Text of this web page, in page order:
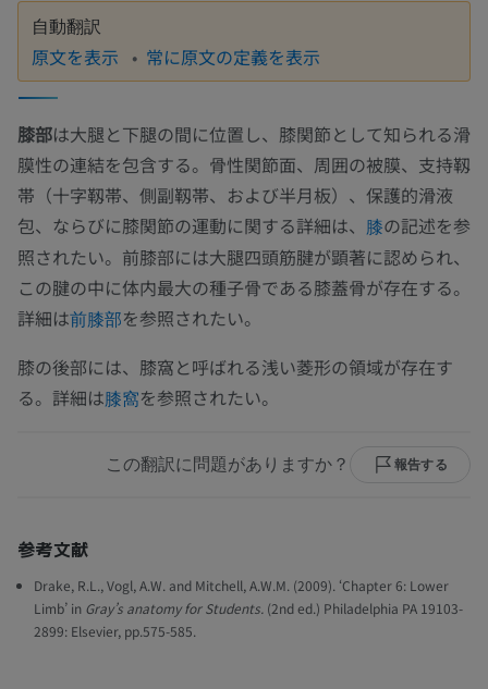
自動翻訳
原文を表示 常に原文の定義を表示
膝部は大腿と下腿の間に位置し、膝関節として知られる滑
膜性の連結を包含する。骨性関節面、周囲の被膜、支持靱
帯（十字靱帯、側副靱帯、および半月板）、保護的滑液
包、ならびに膝関節の運動に関する詳細は、 膝の記述を参
照されたい。前膝部には大腿四頭筋腱が顕著に認められ、
この腱の中に体内最大の種子骨である膝蓋骨が存在する。
詳細は前膝部を参照されたい。
膝の後部には、膝窩と呼ばれる浅い菱形の領域が存在す
る。詳細は膝窩を参照されたい。
この翻訳に問題がありますか？ 報告する
参考文献
Drake, R.L., Vogl, A.W. and Mitchell, A.W.M. (2009). ‘Chapter 6: Lower
Limb’ in Gray’s anatomy for Students. (2nd ed.) Philadelphia PA 19103-
2899: Elsevier, pp.575-585.